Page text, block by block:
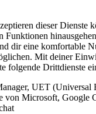
dieser Dienste
Funktionen
dir eine komfortable
Mit deiner
folgende Drittdienste
UET (Universal
von Microsoft, Google